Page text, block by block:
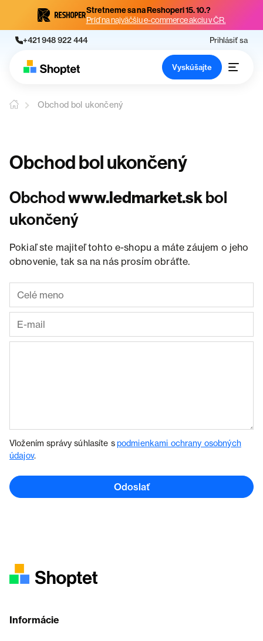
Stretneme sa na Reshoperi 15. 10.?
Príď na najväčšiu e-commerce akciu v ČR.
+421 948 922 444 Prihlásiť sa
Vyskúšajte
Obchod bol ukončený
Obchod bol ukončený
Obchodwww.ledmarket.skbol
ukončený
Pokiaľ ste majiteľ tohto e-shopu a máte záujem o jeho
obnovenie, tak sa na nás prosím obráťte.
Vložením správy súhlasíte spodmienkami ochrany osobných
údajov.
Odoslať
Informácie